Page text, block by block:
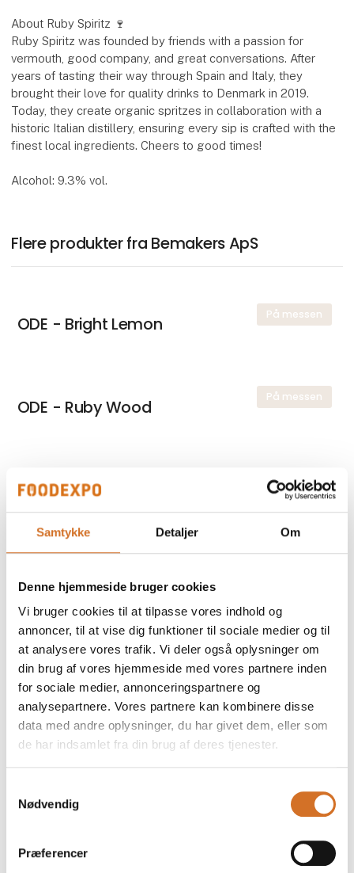
Samtykke Detaljer Om
Denne hjemmeside bruger cookies
Vi bruger cookies til at tilpasse vores indhold og
annoncer, til at vise dig funktioner til sociale medier og til
at analysere vores trafik. Vi deler også oplysninger om
din brug af vores hjemmeside med vores partnere inden
for sociale medier, annonceringspartnere og
analysepartnere. Vores partnere kan kombinere disse
data med andre oplysninger, du har givet dem, eller som
de har indsamlet fra din brug af deres tjenester.
Nødvendig
Præferencer
About Ruby Spiritz 🍷
Ruby Spiritz was founded by friends with a passion for
vermouth, good company, and great conversations. After
years of tasting their way through Spain and Italy, they
brought their love for quality drinks to Denmark in 2019.
Today, they create organic spritzes in collaboration with a
historic Italian distillery, ensuring every sip is crafted with the
finest local ingredients. Cheers to good times!
Alcohol: 9.3% vol.
Flere produkter fra Bemakers ApS
På messen
ODE - Bright Lemon
På messen
ODE - Ruby Wood
På messen
Arbikie - Nadar
Highland Rye Single Grain Scotch
Whisky 1794
På messen